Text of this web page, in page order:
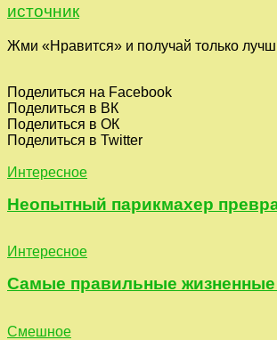
источник
Жми «Нравится» и получай только
Поделиться на Facebook
Поделиться в ВК
Поделиться в ОК
Поделиться в Twitter
Интересное
Неопытный парикмахер
Интересное
Самые правильные
Смешное